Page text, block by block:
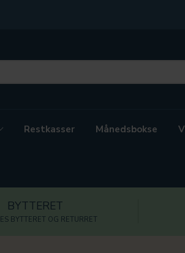
Restkasser Månedsbokse
BYTTERET
BYTTERET OG RETURRET